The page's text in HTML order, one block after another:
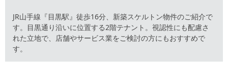
JR山手線『目黒駅』徒歩16分、新築スケルトン物件のご紹介で
す。目黒通り沿いに位置する2階テナント。視認性にも配慮さ
れた立地で、店舗やサービス業をご検討の方にもおすすめで
す。